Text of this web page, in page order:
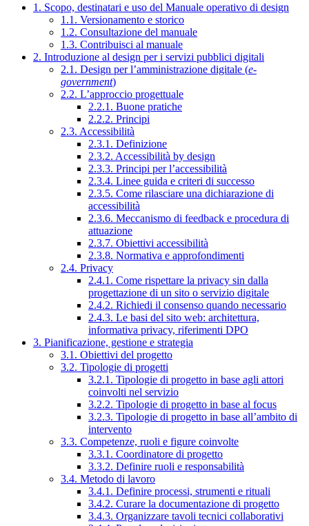
1. Scopo, destinatari e uso del Manuale operativo di design
1.1. Versionamento e storico
1.2. Consultazione del manuale
1.3. Contribuisci al manuale
2. Introduzione al design per i servizi pubblici digitali
2.1. Design per l’amministrazione digitale (e-
government)
2.2. L’approccio progettuale
2.2.1. Buone pratiche
2.2.2. Principi
2.3. Accessibilità
2.3.1. Definizione
2.3.2. Accessibilità by design
2.3.3. Principi per l’accessibilità
2.3.4. Linee guida e criteri di successo
2.3.5. Come rilasciare una dichiarazione di
accessibilità
2.3.6. Meccanismo di feedback e procedura di
attuazione
2.3.7. Obiettivi accessibilità
2.3.8. Normativa e approfondimenti
2.4. Privacy
2.4.1. Come rispettare la privacy sin dalla
progettazione di un sito o servizio digitale
2.4.2. Richiedi il consenso quando necessario
2.4.3. Le basi del sito web: architettura,
informativa privacy, riferimenti DPO
3. Pianificazione, gestione e strategia
3.1. Obiettivi del progetto
3.2. Tipologie di progetti
3.2.1. Tipologie di progetto in base agli attori
coinvolti nel servizio
3.2.2. Tipologie di progetto in base al focus
3.2.3. Tipologie di progetto in base all’ambito di
intervento
3.3. Competenze, ruoli e figure coinvolte
3.3.1. Coordinatore di progetto
3.3.2. Definire ruoli e responsabilità
3.4. Metodo di lavoro
3.4.1. Definire processi, strumenti e rituali
3.4.2. Curare la documentazione di progetto
3.4.3. Organizzare tavoli tecnici collaborativi